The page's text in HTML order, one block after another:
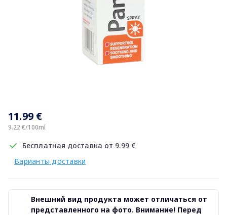
11.99 €
9.22 €/100ml
Бесплатная доставка от 9.99 €
Варианты доставки
Внешний вид продукта может отличаться от
представленного на фото. Внимание! Перед